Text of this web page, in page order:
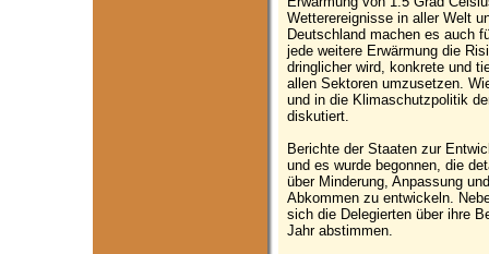
Wetterereignisse in aller Welt
Deutschland machen es auch
jede weitere Erwärmung die
dringlicher wird, konkrete und
allen Sektoren umzusetzen.
und in die Klimaschutzpolitik
diskutiert.
Berichte der Staaten zur
und es wurde begonnen, die
über Minderung, Anpassung
Abkommen zu entwickeln.
sich die Delegierten über ihre
Jahr abstimmen.